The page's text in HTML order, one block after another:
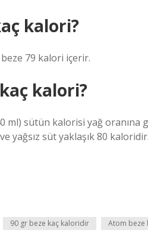
kalori?
79 kalori içerir.
kalori?
ml) sütün kalorisi yağ oranına
yağsız süt yaklaşık 80 kaloridir.
90 gr beze kaç kaloridir Atom beze